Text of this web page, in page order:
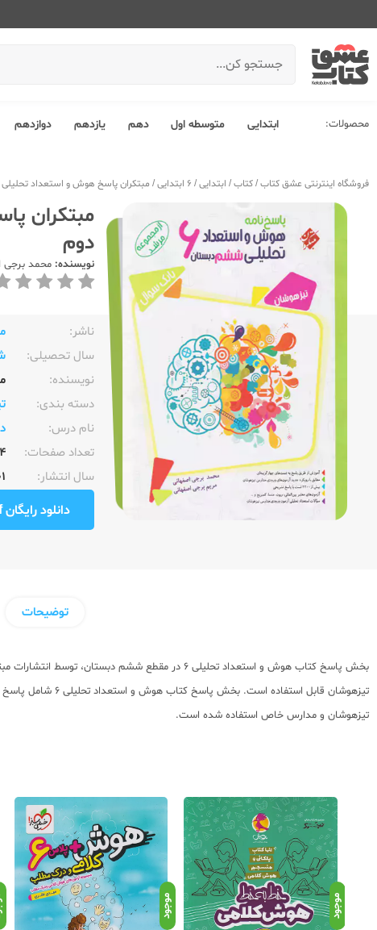
محصولات: ابتدایی متوسطه اول دهم یازدهم دوازدهم
فروشگاه اینترنتی عشق کتاب/کتاب/ ابتدایی/ 6 ابتدایی / مبتکران پاسخ هوش و استعداد تحلیلی 6 ششم ابتدایی مرشد جلد دوم
دوم
نویسنده: محمد برجی
ناشر:‌
سال تحصیلی:‌
نویسنده:‌
دسته بندی:
نام درس:
تعداد صفحات:‌
سال انتشار:‌
دانلود رایگان pdf نمونه صفحات کتاب
توضیحات
بخش پاسخ کتاب هوش و استعداد تحلیلی 6 در
تیزهوشان قابل
تیزهوشان و مدارس خاص استفاده شده است.
موجود موجود